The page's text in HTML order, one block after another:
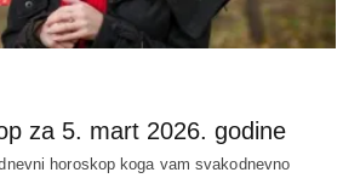
za 5. mart 2026. godine
horoskop koga vam svakodnevno